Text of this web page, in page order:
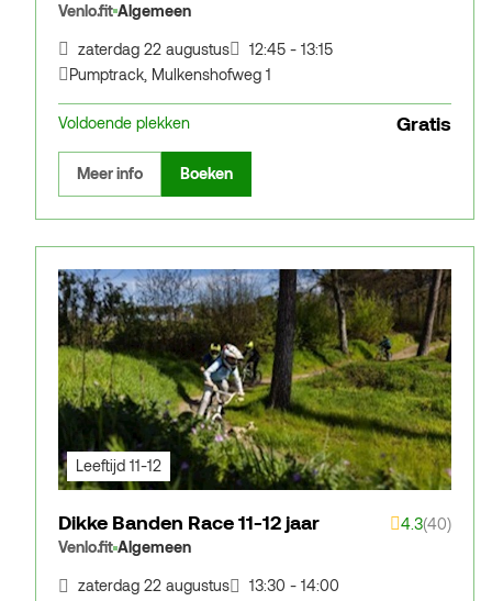
Venlo.fit Algemeen
zaterdag 22 augustus
12:45 - 13:15
Pumptrack Mulkenshofweg 1
Voldoende plekken Gratis
Meer info Boeken
Leeftijd 11-12
Dikke Banden Race 11-12 jaar 4.3(40)
Venlo.fit Algemeen
zaterdag 22 augustus
13:30 - 14:00